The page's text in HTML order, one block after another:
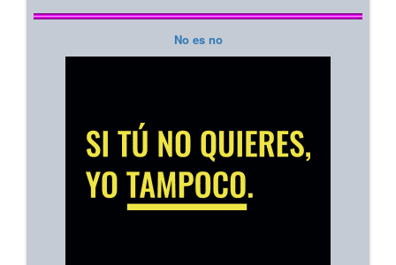
No es no